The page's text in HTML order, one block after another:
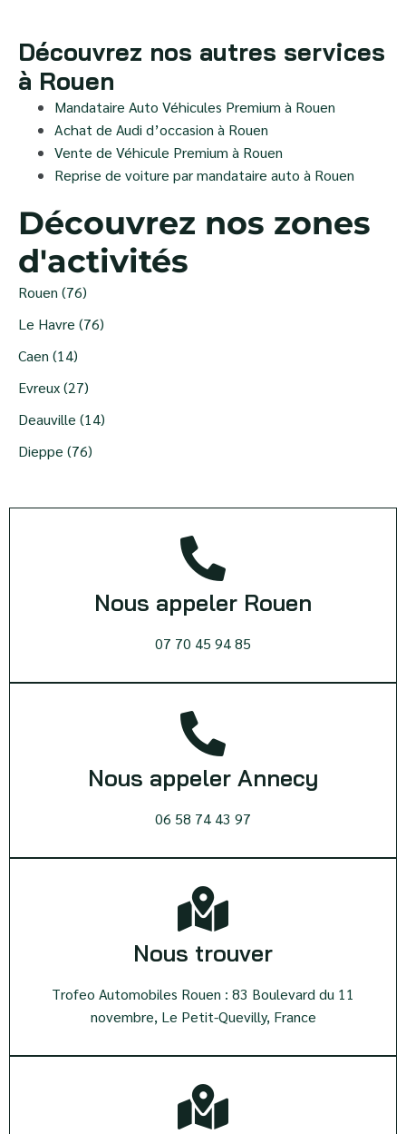
Découvrez nos autres services
à Rouen
Mandataire Auto Véhicules Premium à Rouen
Achat de Audi d’occasion à Rouen
Vente de Véhicule Premium à Rouen
Reprise de voiture par mandataire auto à Rouen
Découvrez nos zones
d'activités
Rouen (76)
Le Havre (76)
Caen (14)
Evreux (27)
Deauville (14)
Dieppe (76)
Nous appeler Rouen
07 70 45 94 85
Nous appeler Annecy
06 58 74 43 97
Nous trouver
Trofeo Automobiles Rouen : 83 Boulevard du 11
novembre, Le Petit-Quevilly, France